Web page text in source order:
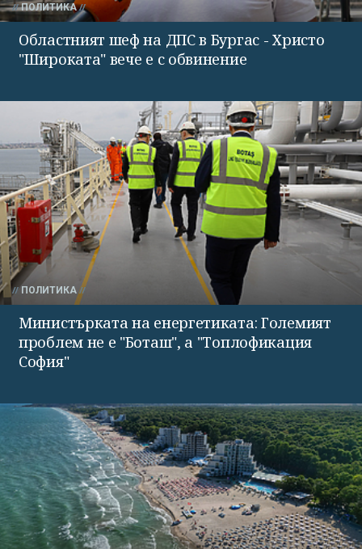
ПОЛИТИКА
Областният шеф на ДПС в Бургас - Христо
"Широката" вече е с обвинение
ПОЛИТИКА
Министърката на енергетиката: Големият
проблем не е "Боташ", а "Топлофикация
София"